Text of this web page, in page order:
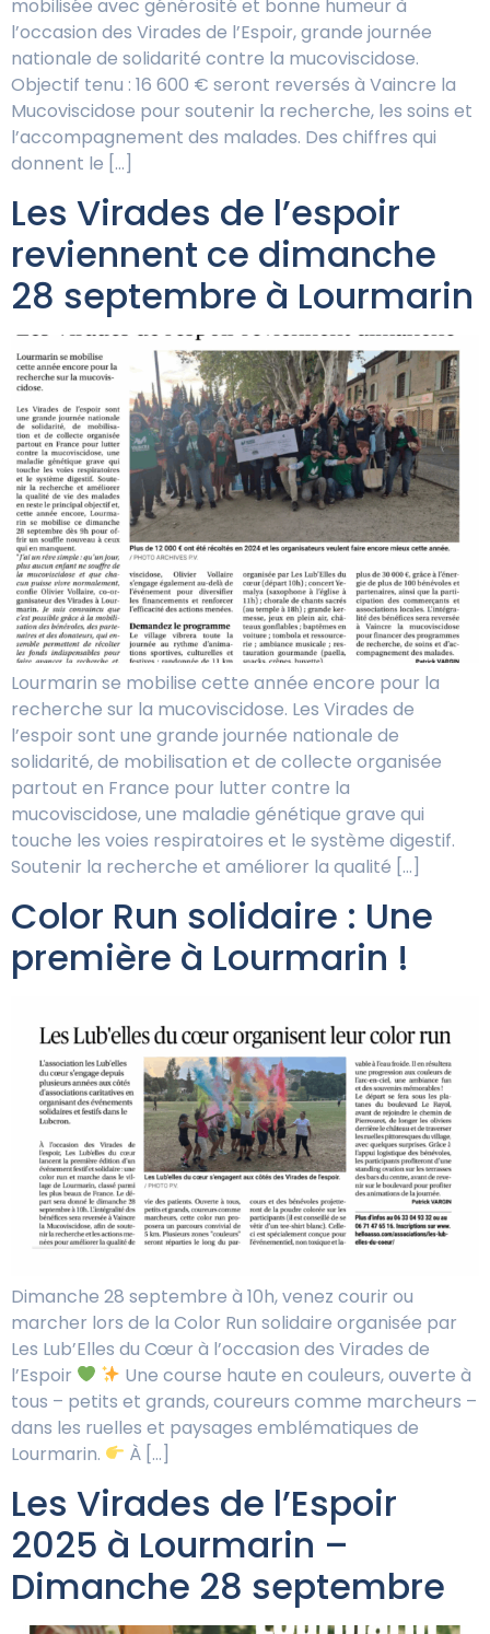
mobilisée avec générosité et bonne humeur à
l’occasion des Virades de l’Espoir, grande journée
nationale de solidarité contre la mucoviscidose.
Objectif tenu : 16 600 € seront reversés à Vaincre la
Mucoviscidose pour soutenir la recherche, les soins et
l’accompagnement des malades. Des chiffres qui
donnent le […]
Les Virades de l’espoir
reviennent ce dimanche
28 septembre à Lourmarin
Lourmarin se mobilise cette année encore pour la
recherche sur la mucoviscidose. Les Virades de
l’espoir sont une grande journée nationale de
solidarité, de mobilisation et de collecte organisée
partout en France pour lutter contre la
mucoviscidose, une maladie génétique grave qui
touche les voies respiratoires et le système digestif.
Soutenir la recherche et améliorer la qualité […]
Color Run solidaire : Une
première à Lourmarin !
Dimanche 28 septembre à 10h, venez courir ou
marcher lors de la Color Run solidaire organisée par
Les Lub’Elles du Cœur à l’occasion des Virades de
l’Espoir
Une course haute en couleurs, ouverte à
tous – petits et grands, coureurs comme marcheurs –
dans les ruelles et paysages emblématiques de
Lourmarin.
À […]
Les Virades de l’Espoir
2025 à Lourmarin –
Dimanche 28 septembre